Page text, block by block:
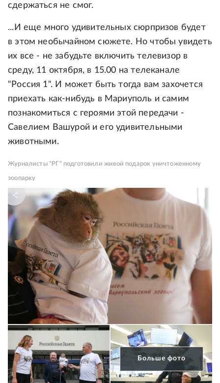
сдержаться не смог.
...И еще много удивительных сюрпризов будет
в этом необычайном сюжете. Но чтобы увидеть
их все - не забудьте включить телевизор в
среду, 11 октября, в 15.00 на телеканале
"Россия 1". И может быть тогда вам захочется
приехать как-нибудь в Мариуполь и самим
познакомиться с героями этой передачи -
Савелием Вашурой и его удивительными
животными.
Журналисты "РГ" подготовили живой подарок уничтоженному
зоопарку
Больше фото